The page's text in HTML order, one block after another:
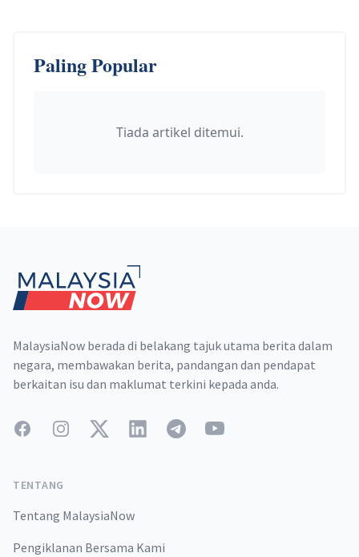
Paling Popular
Tiada artikel ditemui.
MalaysiaNow berada di belakang tajuk utama berita dalam
negara, membawakan berita, pandangan dan pendapat
berkaitan isu dan maklumat terkini kepada anda.
FacebookInstagramTwitterLinkedInTelegramYouTube
TENTANG
Tentang MalaysiaNow
Pengiklanan Bersama Kami